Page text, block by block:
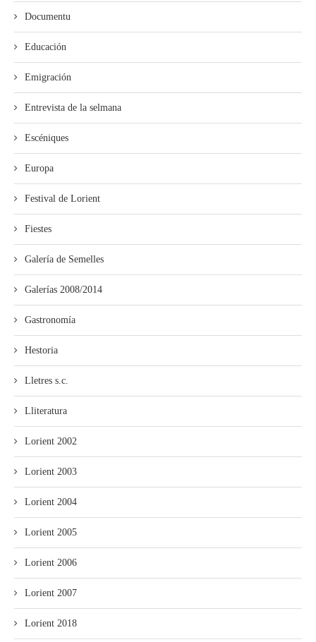
Documentu
Educación
Emigración
Entrevista de la selmana
Escéniques
Europa
Festival de Lorient
Fiestes
Galería de Semelles
Galerías 2008/2014
Gastronomía
Hestoria
Lletres s.c.
Lliteratura
Lorient 2002
Lorient 2003
Lorient 2004
Lorient 2005
Lorient 2006
Lorient 2007
Lorient 2018